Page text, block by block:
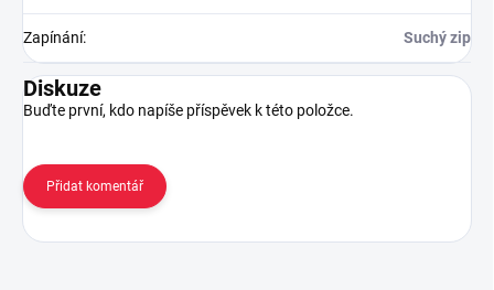
Zapínání: Suchý zip
Diskuze
Buďte první, kdo napíše příspěvek k této položce.
Přidat komentář